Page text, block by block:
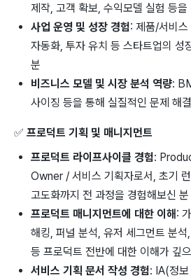
제작, 고객 확보, 수익모델 실험 등을
사업 운영 및 성장 경험: 제품/서비스
자동화, 투자 유치 등 스타트업의 성
분
비즈니스 모델 및 시장 분석 역량:
사이징 등을 통해 실질적인 문제 해
✅ 프로덕트 기획 및 매니지먼트
프로덕트 라이프사이클 경험:
Owner / 서비스 기획자로서, 초기 런
고도화까지 전 과정을 경험해보신 분
프로덕트 매니지먼트에 대한 이해:
해킹, 퍼널 분석, 유저 세그먼트 분
등 프로덕트 전반에 대한 이해가 깊
서비스 기획 문서 작성 경험: IA(정보